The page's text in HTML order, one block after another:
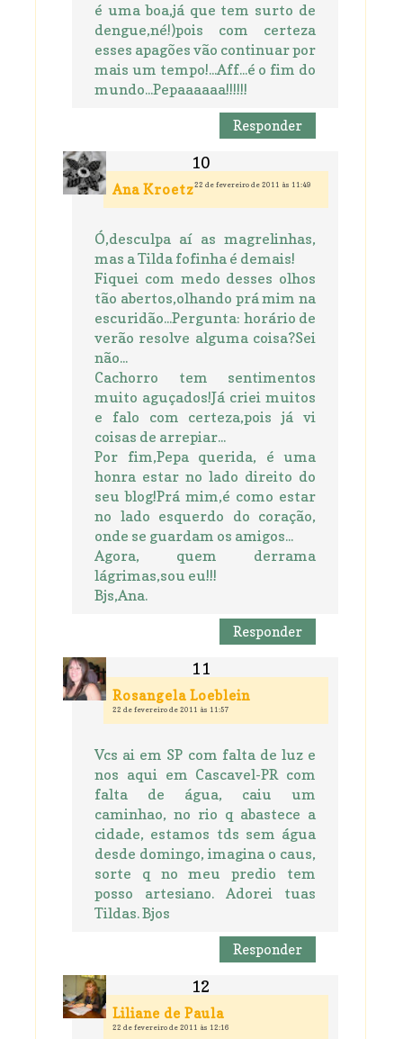
é uma boa,já que tem surto de
dengue,né!)pois com certeza
esses apagões vão continuar por
mais um tempo!...Aff...é o fim do
mundo...Pepaaaaaa!!!!!!
Responder
Ana Kroetz22 de fevereiro de 2011 às 11:49
Ó,desculpa aí as magrelinhas,
mas a Tilda fofinha é demais!
Fiquei com medo desses olhos
tão abertos,olhando prá mim na
escuridão...Pergunta: horário de
verão resolve alguma coisa?Sei
não...
Cachorro tem sentimentos
muito aguçados!Já criei muitos
e falo com certeza,pois já vi
coisas de arrepiar...
Por fim,Pepa querida, é uma
honra estar no lado direito do
seu blog!Prá mim,é como estar
no lado esquerdo do coração,
onde se guardam os amigos...
Agora, quem derrama
lágrimas,sou eu!!!
Bjs,Ana.
Responder
Rosangela Loeblein
22 de fevereiro de 2011 às 11:57
Vcs ai em SP com falta de luz e
nos aqui em Cascavel-PR com
falta de água, caiu um
caminhao, no rio q abastece a
cidade, estamos tds sem água
desde domingo, imagina o caus,
sorte q no meu predio tem
posso artesiano. Adorei tuas
Tildas. Bjos
Responder
Liliane de Paula
22 de fevereiro de 2011 às 12:16